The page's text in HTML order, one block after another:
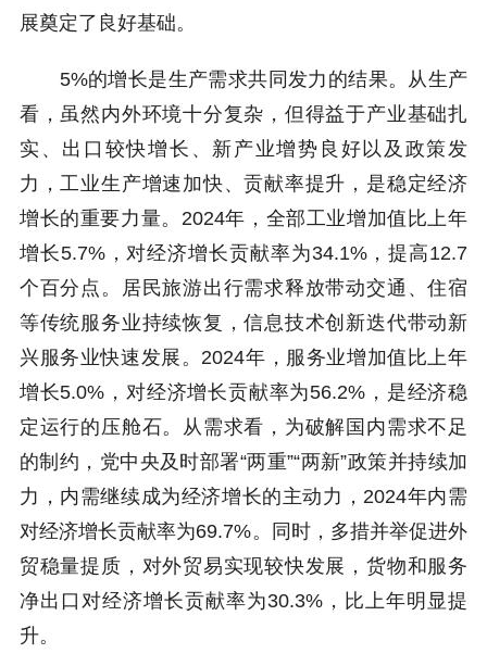
展奠定了良好基础。
5%的增长是生产需求共同发力的结果。从生产
看，虽然内外环境十分复杂，但得益于产业基础扎
实、出口较快增长、新产业增势良好以及政策发
力，工业生产增速加快、贡献率提升，是稳定经济
增长的重要力量。2024年，全部工业增加值比上年
增长5.7%，对经济增长贡献率为34.1%，提高12.7
个百分点。居民旅游出行需求释放带动交通、住宿
等传统服务业持续恢复，信息技术创新迭代带动新
兴服务业快速发展。2024年，服务业增加值比上年
增长5.0%，对经济增长贡献率为56.2%，是经济稳
定运行的压舱石。从需求看，为破解国内需求不足
的制约，党中央及时部署“两重”“两新”政策并持续加
力，内需继续成为经济增长的主动力，2024年内需
对经济增长贡献率为69.7%。同时，多措并举促进外
贸稳量提质，对外贸易实现较快发展，货物和服务
净出口对经济增长贡献率为30.3%，比上年明显提
升。